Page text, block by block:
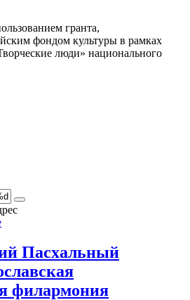
гранта,
фондом культуры в рамках
люди» национального
Пасхальный
филармония